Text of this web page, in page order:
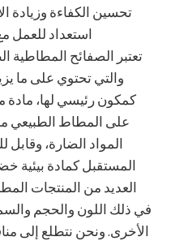
استعداد للعمل
كمكون رئيسي لها، مادة
على المطاط الطبيعي
المواد الضارة،
العديد من المنتجات
في ذلك اللون والحجم
الأخرى. ونحن نتطلع إلى